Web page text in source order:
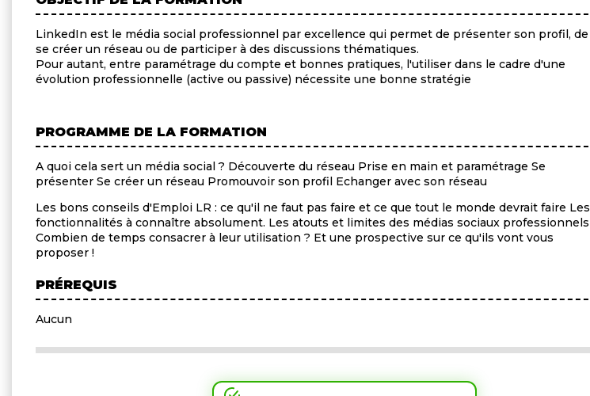
LinkedIn est le média social professionnel par excellence qui permet de présenter son profil, de
se créer un réseau ou de participer à des discussions thématiques.
Pour autant, entre paramétrage du compte et bonnes pratiques, l'utiliser dans le cadre d'une
évolution professionnelle (active ou passive) nécessite une bonne stratégie
PROGRAMME DE LA FORMATION
A quoi cela sert un média social ? Découverte du réseau Prise en main et paramétrage Se
présenter Se créer un réseau Promouvoir son profil Echanger avec son réseau
Les bons conseils d'Emploi LR : ce qu'il ne faut pas faire et ce que tout le monde devrait faire Les
fonctionnalités à connaître absolument. Les atouts et limites des médias sociaux professionnels
Combien de temps consacrer à leur utilisation ? Et une prospective sur ce qu'ils vont vous
proposer !
PRÉREQUIS
Aucun